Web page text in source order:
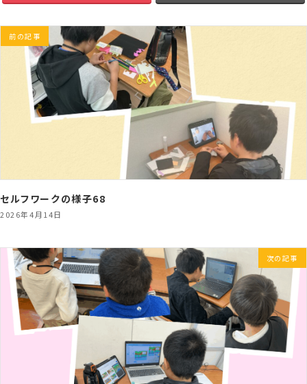
前の記事
セルフワークの様子68
2026年4月14日
次の記事